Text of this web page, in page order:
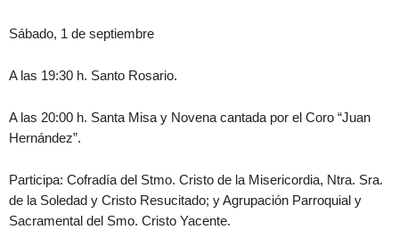
Sábado, 1 de septiembre
A las 19:30 h. Santo Rosario.
A las 20:00 h. Santa Misa y Novena cantada por el Coro “Juan
Hernández”.
Participa: Cofradía del Stmo. Cristo de la Misericordia, Ntra. Sra.
de la Soledad y Cristo Resucitado; y Agrupación Parroquial y
Sacramental del Smo. Cristo Yacente.